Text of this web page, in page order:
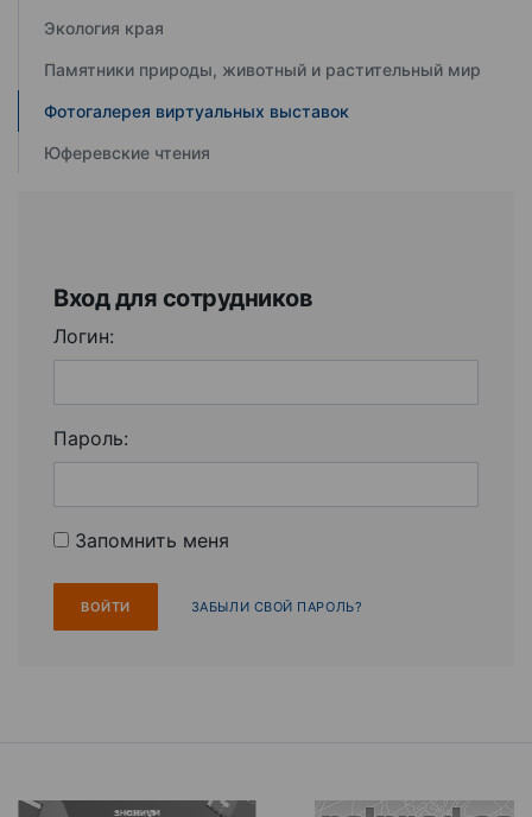
Экология края
Памятники природы, животный и растительный мир
Фотогалерея виртуальных выставок
Юферевские чтения
Вход для сотрудников
Логин:
Пароль:
Запомнить меня
ЗАБЫЛИ СВОЙ ПАРОЛЬ?